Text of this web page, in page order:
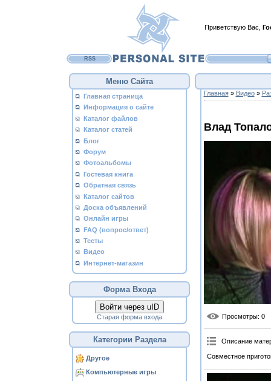
Приветствую Вас
RSS
Меню Сайта
Главная страница
Информация о сайте
Каталог файлов
Каталог статей
Блог
Форум
Фотоальбомы
Гостевая книга
Обратная связь
Каталог сайтов
Доска объявлений
Онлайн игры
FAQ (вопрос/ответ)
Тесты
Видео
Интернет-магазин
Форма Входа
Войти через uID
Старая форма входа
Категории Раздела
Другое
Компьютерные игры
Главная» Видео»
Влад
Просмотры: 0
Описание
Совместное